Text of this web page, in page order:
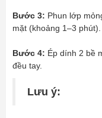
Bước 3: Phun lớp
mặt (khoảng 1–3 phút).
Bước 4: Ép dính 2 bề
đều tay.
Lưu ý: